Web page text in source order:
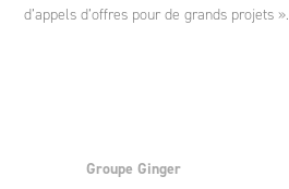
d’appels d’offres pour de grands projets ».
Groupe Ginger